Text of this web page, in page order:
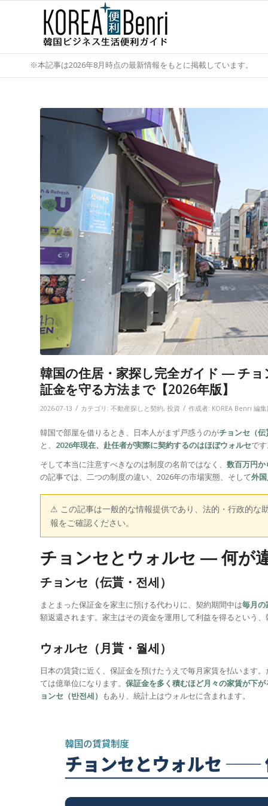
※本記事は2026年8月時点の最新情報をもとに掲載しています。
韓国の住居・家探し完全ガイド ― チ
証金を守る方法まで【2026年版】
2026-07-13 / カテゴリ: 不動産探しと契約, 投資 / 作成者: KOREA Benri 編
韓国で部屋を借りるとき、日本人がまず戸惑うのがチョンセ（
と、 2026年現在、赴任者が実際に契約するのはほぼウォルセで
そして本当に注意すべきなのは制度の名前ではなく、 数百万円
の記事では、二つの制度の違い、2026年の市場実態、そして外
⚠ この記事は一般的な情報提供であり、法的・行政的な
報をご確認ください。
チョンセとウォルセ ― 何が
チョンセ（伝貰・전세）
まとまった保証金を家主に預ける代わりに、契約期間中は毎月の
額返還されます。家主はその資金を運用して利益を得るという
ウォルセ（月貰・월세）
日本の賃貸に近く、保証金を預けたうえで毎月家賃を払います
ては億単位になります。 保証金を多く積むほど月々の家賃が下が
ョンセ（반전세） もあり、統計上はウォルセに含まれます。